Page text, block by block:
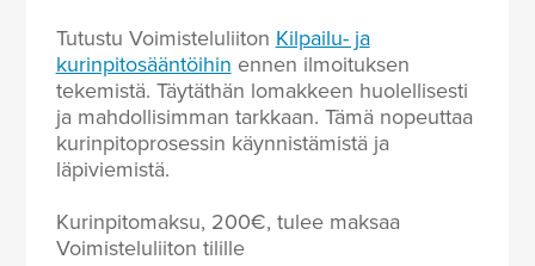
Tutustu Voimisteluliiton Kilpailu- ja
kurinpitosääntöihin ennen ilmoituksen
tekemistä. Täytäthän lomakkeen huolellisesti
ja mahdollisimman tarkkaan. Tämä nopeuttaa
kurinpitoprosessin käynnistämistä ja
läpiviemistä.
Kurinpitomaksu, 200€, tulee maksaa
Voimisteluliiton tilille